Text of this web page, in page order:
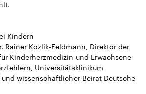
Kindern
Rainer Kozlik-Feldmann, Direktor der
Kinderherzmedizin und Erwachsene
Universitätsklinikum
wissenschaftlicher Beirat Deutsche